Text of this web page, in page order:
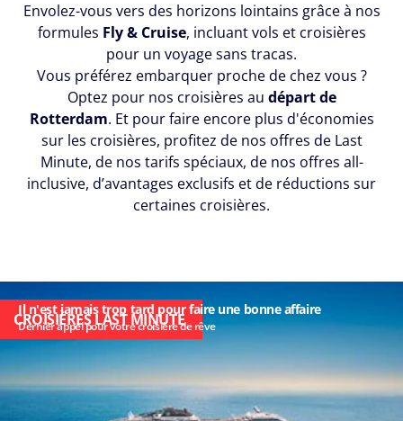
Envolez-vous vers des horizons lointains grâce à nos
formules Fly & Cruise, incluant vols et croisières
pour un voyage sans tracas.
Vous préférez embarquer proche de chez vous ?
Optez pour nos croisières au départ de
Rotterdam. Et pour faire encore plus d'économies
sur les croisières, profitez de nos offres de Last
Minute, de nos tarifs spéciaux, de nos offres all-
inclusive, d’avantages exclusifs et de réductions sur
certaines croisières.
CROISIÈRES LAST MINUTE
Il n'est jamais trop tard pour faire une bonne affaire
Dernier appel pour votre croisière de rêve
téléphone
par un
conseiller
Choisissez
le
jour